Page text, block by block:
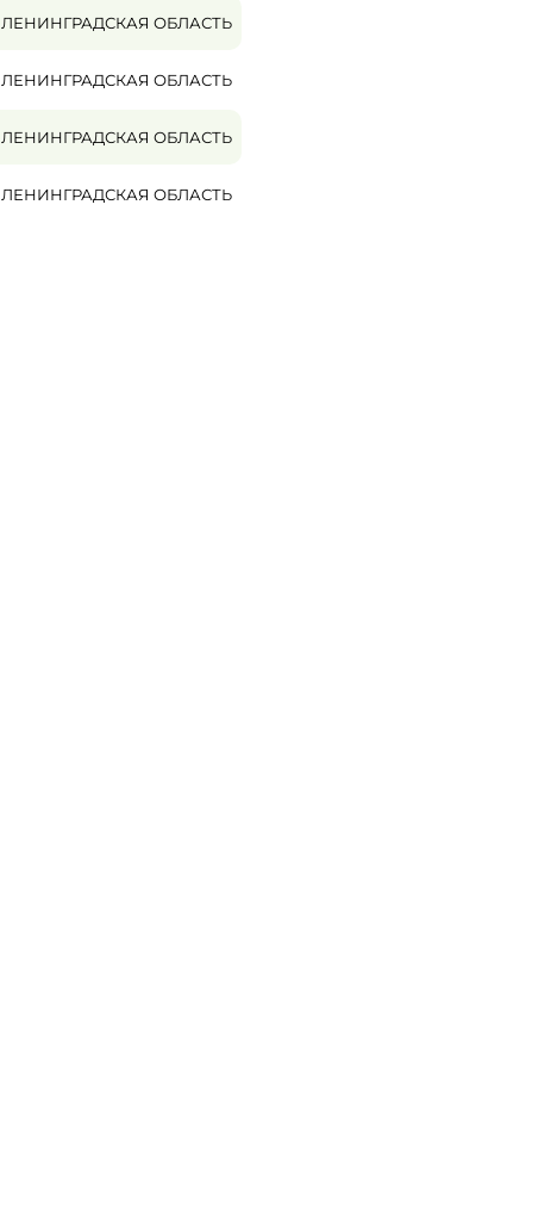
ЛЕНИНГРАДСКАЯ ОБЛАСТЬ
ЛЕНИНГРАДСКАЯ ОБЛАСТЬ
ЛЕНИНГРАДСКАЯ ОБЛАСТЬ
ЛЕНИНГРАДСКАЯ ОБЛАСТЬ